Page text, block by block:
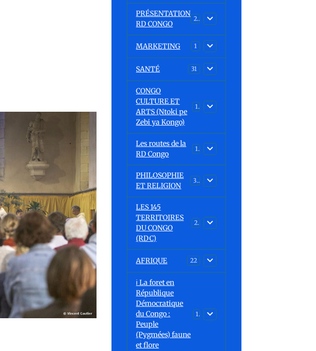
PRÉSENTATION
RD CONGO
23
MARKETING 1
SANTÉ 31
CONGO
CULTURE ET
ARTS (Ntoki pe
Zebi ya Kongo)
15
Les routes de la
RD Congo
1
PHILOSOPHIE
ET RELIGION
32
LES 145
TERRITOIRES
DU CONGO
(RDC)
23
AFRIQUE 22
ℹ️ La foret en
République
Démocratique
du Congo :
Peuple
(Pygmées) faune
et flore
15